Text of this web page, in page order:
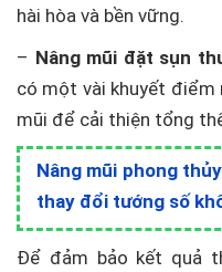
hài hòa và bền vững.
– Nâng mũi đặt sụn
có một vài khuyết điểm
mũi để cải thiện tổng
Nâng mũi phong
thay đổi tướng số
Để đảm bảo kết quả